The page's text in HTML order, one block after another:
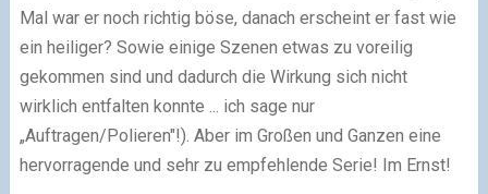
Mal war er noch richtig böse, danach erscheint er fast wie
ein heiliger? Sowie einige Szenen etwas zu voreilig
gekommen sind und dadurch die Wirkung sich nicht
wirklich entfalten konnte ... ich sage nur
„Auftragen/Polieren"!). Aber im Großen und Ganzen eine
hervorragende und sehr zu empfehlende Serie! Im Ernst!